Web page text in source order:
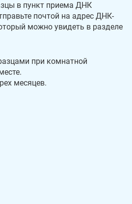
в пункт приема ДНК
почтой на адрес ДНК-
можно увидеть в разделе
при комнатной
месяцев.